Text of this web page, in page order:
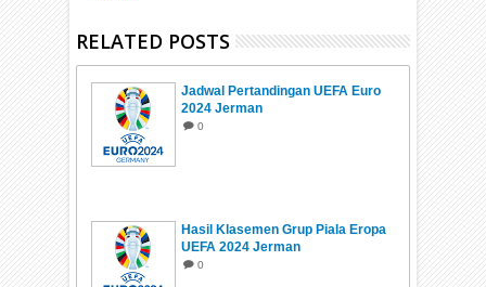
RELATED POSTS
Jadwal Pertandingan UEFA Euro
2024 Jerman
0
Hasil Klasemen Grup Piala Eropa
UEFA 2024 Jerman
0